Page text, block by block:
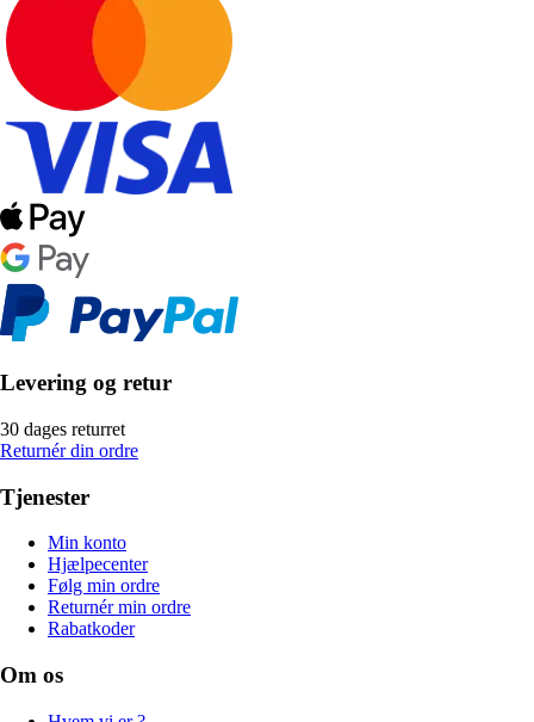
Levering og retur
30 dages returret
Returnér din ordre
Tjenester
Min konto
Hjælpecenter
Følg min ordre
Returnér min ordre
Rabatkoder
Om os